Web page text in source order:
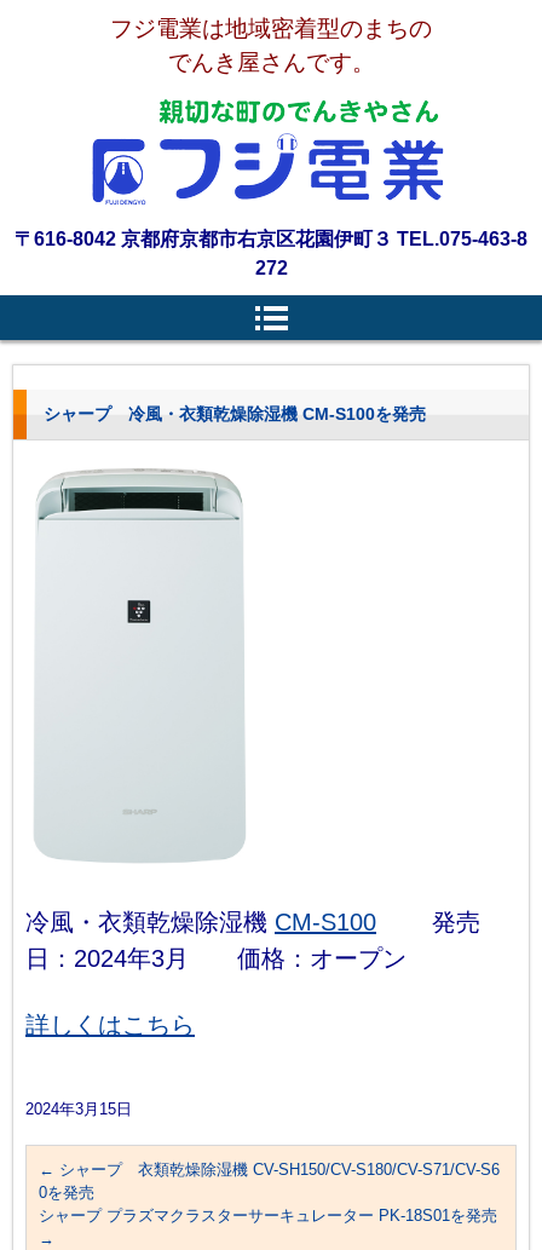
フジ電業は地域密着型のまちの
でんき屋さんです。
〒616-8042 京都府京都市右京区花園伊町３ TEL.075-463-8
272
シャープ 冷風・衣類乾燥除湿機 CM-S100を発売
冷風・衣類乾燥除湿機 CM-S100 発売
日：2024年3月 価格：オープン
詳しくはこちら
2024年3月15日
← シャープ 衣類乾燥除湿機 CV-SH150/CV-S180/CV-S71/CV-S6
0を発売
シャープ プラズマクラスターサーキュレーター PK-18S01を発売
→